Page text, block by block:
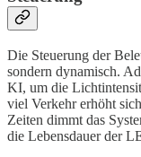
Die Steuerung der
sondern dynamisch.
KI, um die
viel Verkehr erhöht
Zeiten dimmt das
die Lebensdauer der